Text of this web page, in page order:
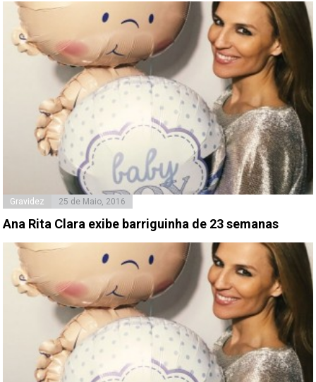
Gravidez 25 de Maio, 2016
Ana Rita Clara exibe barriguinha de 23 semanas